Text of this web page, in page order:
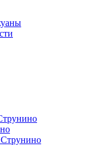
Струнино